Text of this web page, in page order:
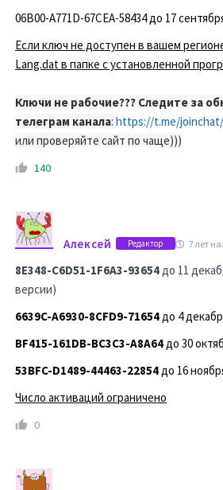
06B00-A771D-67CEA-58434 до 17
Если ключ не доступен в вашем
Lang.dat в папке с установленной
Ключи не рабочие??? Следите за
телеграм канала: https://t.me/joinchat/
или проверяйте сайт по чаще)))
140
Алексей Редактор 7 лет
8E348-C6D51-1F6A3-93654 до 11
версии)
6639C-A6930-8CFD9-71654 до 4
BF415-161DB-BC3C3-A8A64 до 30
53BFC-D1489-44463-22854 до 16
Число активаций ограничено
0